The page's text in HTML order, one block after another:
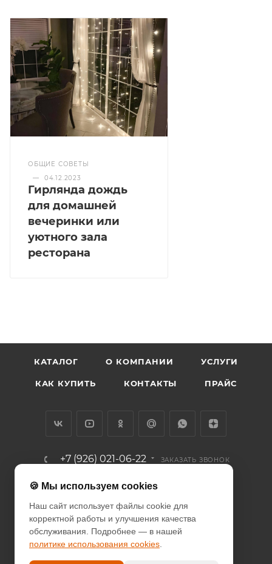
ОБЩИЕ СОВЕТЫ
—
04.12.2023
Гирлянда дождь
для домашней
вечеринки или
уютного зала
ресторана
КАТАЛОГ О КОМПАНИИ УСЛУГИ
КАК КУПИТЬ КОНТАКТЫ ПРАЙС
+7 (926) 021-06-22 ЗАКАЗАТЬ ЗВОНОК
info@diodcity.ru
г. Москва, Союзный проспект, д.
14/9, метро Новогиреево
ПОЛИТИКА КОНФИДЕНЦИАЛЬНОСТИ
🍪 Мы используем cookies
Наш сайт использует файлы cookie для
корректной работы и улучшения качества
обслуживания. Подробнее — в нашей
политике использования cookies